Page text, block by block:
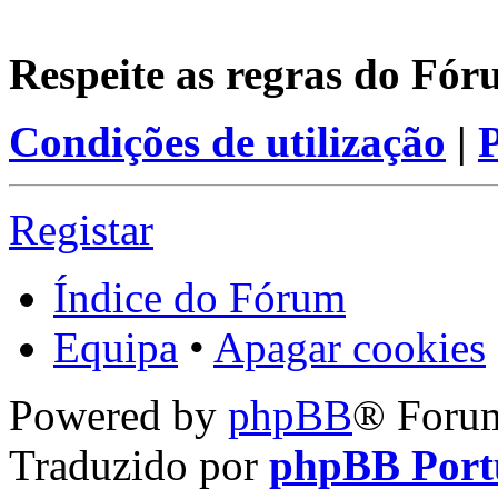
Respeite as regras do
Condições de utilização |
Registar
Índice do Fórum
Equipa • Apagar cookies
Powered by phpBB®
Traduzido por phpBB